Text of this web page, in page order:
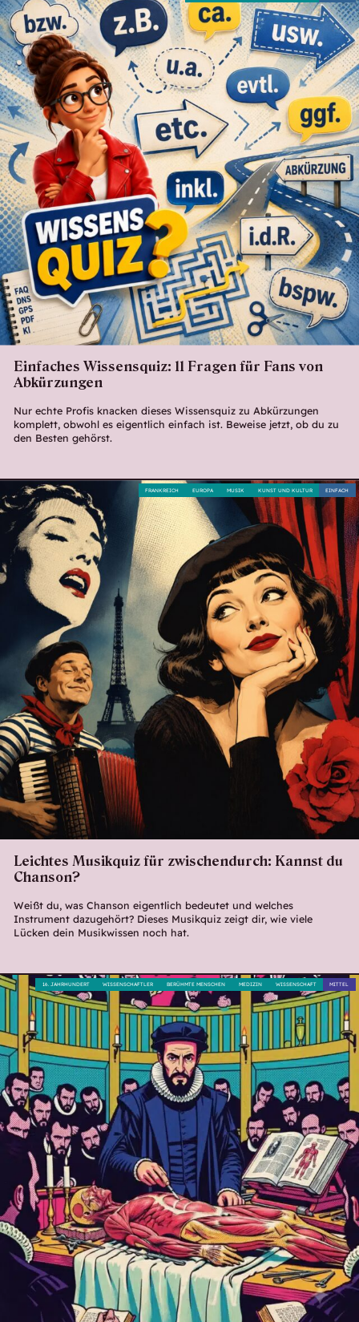
Einfaches Wissensquiz: 11 Fragen für Fans von
Abkürzungen
Nur echte Profis knacken dieses Wissensquiz zu Abkürzungen
komplett, obwohl es eigentlich einfach ist. Beweise jetzt, ob du zu
den Besten gehörst.
Leichtes Musikquiz für zwischendurch: Kannst du
Chanson?
Weißt du, was Chanson eigentlich bedeutet und welches
Instrument dazugehört? Dieses Musikquiz zeigt dir, wie viele
Lücken dein Musikwissen noch hat.
EINFACH
KUNST UND KULTUR
MUSIK
EUROPA
FRANKREICH
MITTEL
WISSENSCHAFT
MEDIZIN
BERÜHMTE MENSCHEN
WISSENSCHAFTLER
16. JAHRHUNDERT